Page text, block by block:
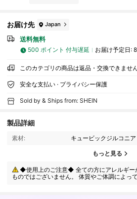
お届け先 Japan
送料無料
500 ポイント 付与遅延 お届け予定日:
このカテゴリの商品は返品・交換できません
安全な支払い · プライバシー保護
Sold by & Ships from: SHEIN
製品詳細
素材: キュービックジルコニア
もっと見る
◆使用上のご注意◆ 全ての方にアレルギー
ものではございません。 体質やご体調によっ
4.93 120K フォロワー